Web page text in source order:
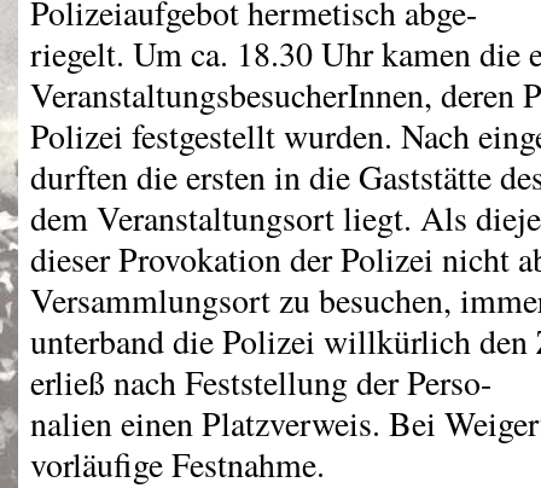
Polizeiaufgebot hermetisch abge-
riegelt. Um ca. 18.30 Uhr kamen die
VeranstaltungsbesucherInnen, deren
Polizei festgestellt wurden. Nach
durften die ersten in die Gaststätte
dem Veranstaltungsort liegt. Als
dieser Provokation der Polizei nicht
Versammlungsort zu besuchen,
unterband die Polizei willkürlich den
erließ nach Feststellung der Perso-
nalien einen Platzverweis. Bei
vorläufige Festnahme.